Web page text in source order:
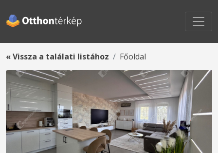
« Vissza a találati listához Főoldal